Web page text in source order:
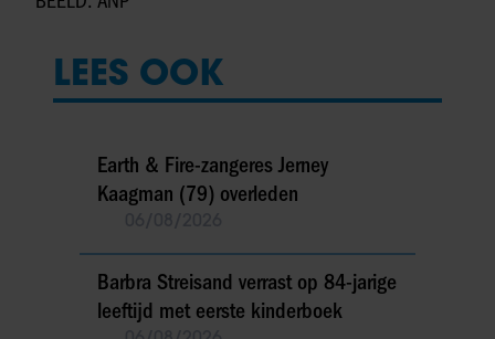
LEES OOK
Earth & Fire-zangeres Jerney
Kaagman (79) overleden
Barbra Streisand verrast op 84-jarige
leeftijd met eerste kinderboek